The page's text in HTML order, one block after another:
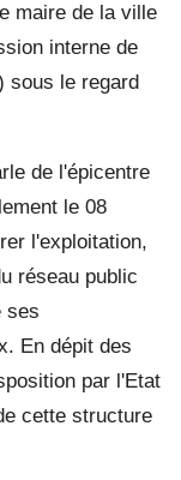
maire de la ville
interne de
sous le regard
de l'épicentre
le 08
l'exploitation,
réseau public
ses
En dépit des
par l'Etat
cette structure